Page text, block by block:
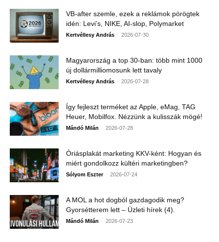
VB-after szemle, ezek a reklámok pörögtek
idén: Levi’s, NIKE, AI-slop, Polymarket
Kertvéllesy András - 2026-07-30
Magyarország a top 30-ban: több mint 1000
új dollármilliomosunk lett tavaly
Kertvéllesy András - 2026-07-28
Így fejleszt terméket az Apple, eMag, TAG
Heuer, Mobilfox. Nézzünk a kulisszák mögé!
Mándó Milán - 2026-07-28
Óriásplakát marketing KKV-ként: Hogyan és
miért gondolkozz kültéri marketingben?
Sólyom Eszter - 2026-07-24
A MOL a hot dogból gazdagodik meg?
Gyorsétterem lett – Üzleti hírek (4).
Mándó Milán - 2026-07-23